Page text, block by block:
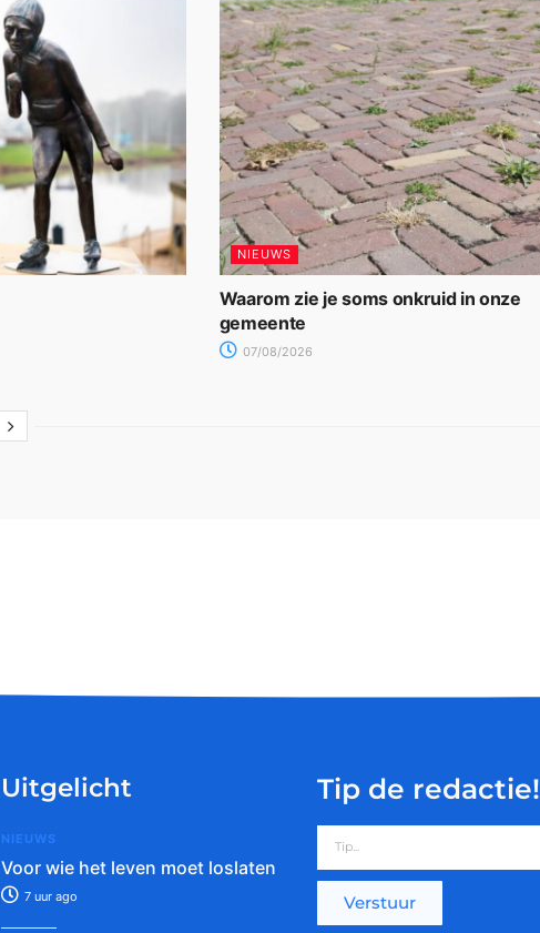
NIEUWS
Waarom zie je soms onkruid in onze
gemeente
07/08/2026
Uitgelicht
NIEUWS
Voor wie het leven moet loslaten
7 uur ago
Tip de redactie!
Verstuur